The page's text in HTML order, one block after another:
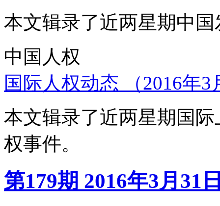
本文辑录了近两星期中
中国人权
国际人权动态 （2016年
本文辑录了近两星期国
权事件。
第179期 2016年3月31